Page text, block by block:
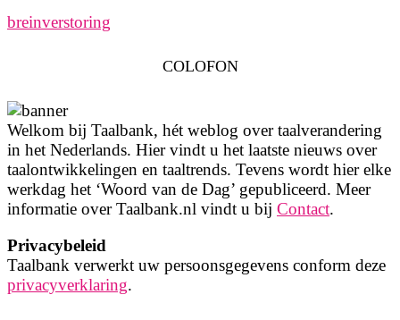
breinverstoring
COLOFON
Welkom bij Taalbank, hét weblog over taalverandering
in het Nederlands. Hier vindt u het laatste nieuws over
taalontwikkelingen en taaltrends. Tevens wordt hier elke
werkdag het ‘Woord van de Dag’ gepubliceerd. Meer
informatie over Taalbank.nl vindt u bij Contact.
Privacybeleid
Taalbank verwerkt uw persoonsgegevens conform deze
privacyverklaring.